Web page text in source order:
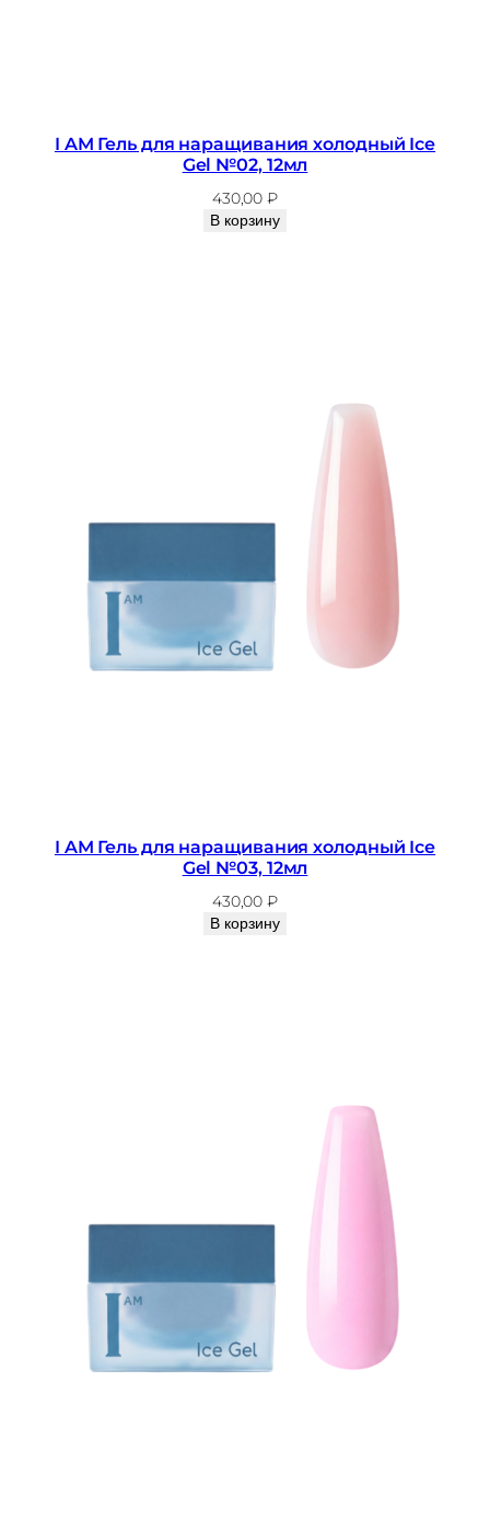
I AM Гель для наращивания холодный Ice
Gel №02, 12мл
430,00₽
В корзину
I AM Гель для наращивания холодный Ice
Gel №03, 12мл
430,00₽
В корзину